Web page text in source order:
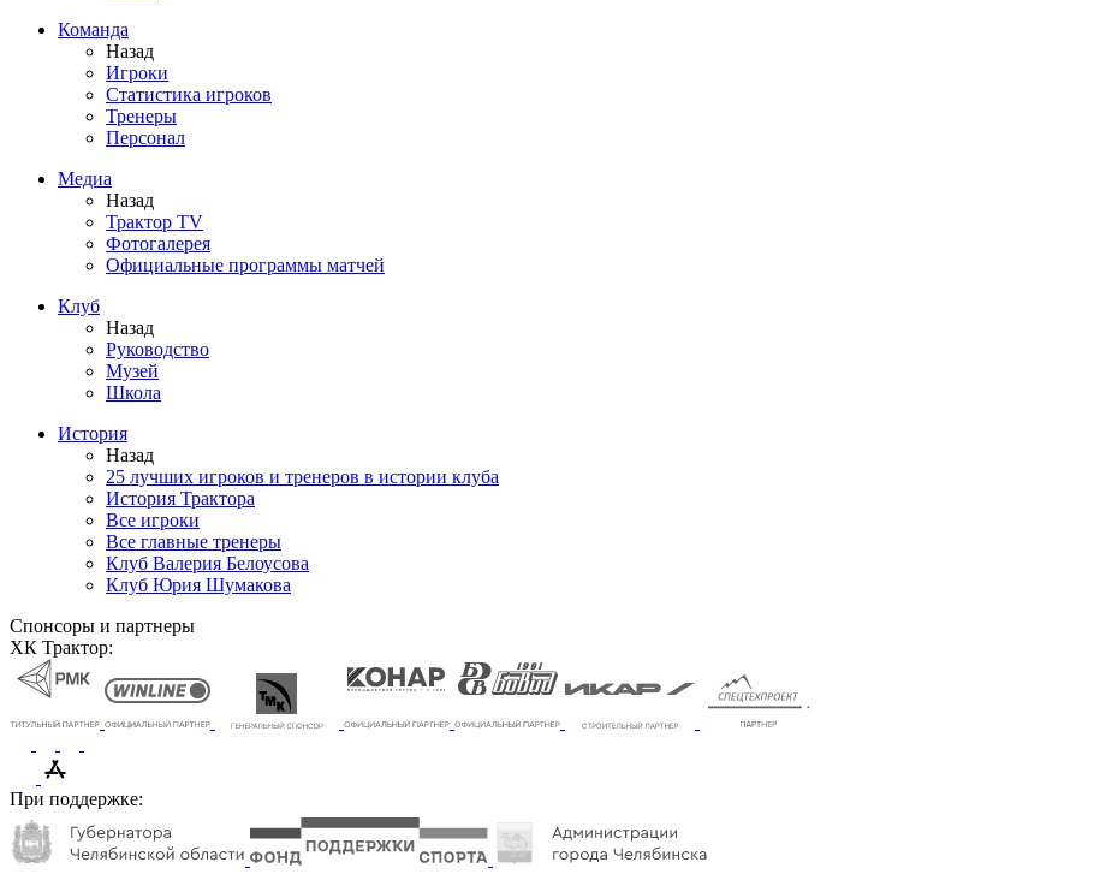
Команда
Назад
Игроки
Статистика игроков
Тренеры
Персонал
Медиа
Назад
Трактор TV
Фотогалерея
Официальные программы матчей
Клуб
Назад
Руководство
Музей
Школа
История
Назад
25 лучших игроков и тренеров в истории клуба
История Трактора
Все игроки
Все главные тренеры
Клуб Валерия Белоусова
Клуб Юрия Шумакова
Спонсоры и партнеры
ХК Трактор:
При поддержке: